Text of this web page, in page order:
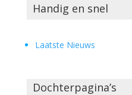
Handig en snel
Laatste Nieuws
Dochterpagina’s